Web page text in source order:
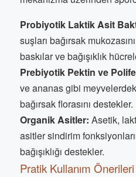
Probiyotik Laktik Asit
suşları bağırsak
baskılar ve bağışıklık
Prebiyotik Pektin ve
ve ananas gibi
bağırsak florasını destekler.
Organik Asitler: Asetik,
asitler sindirim
bağışıklığı destekler.
Pratik Kullanım Önerileri